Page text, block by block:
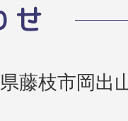
せ
藤枝市岡出